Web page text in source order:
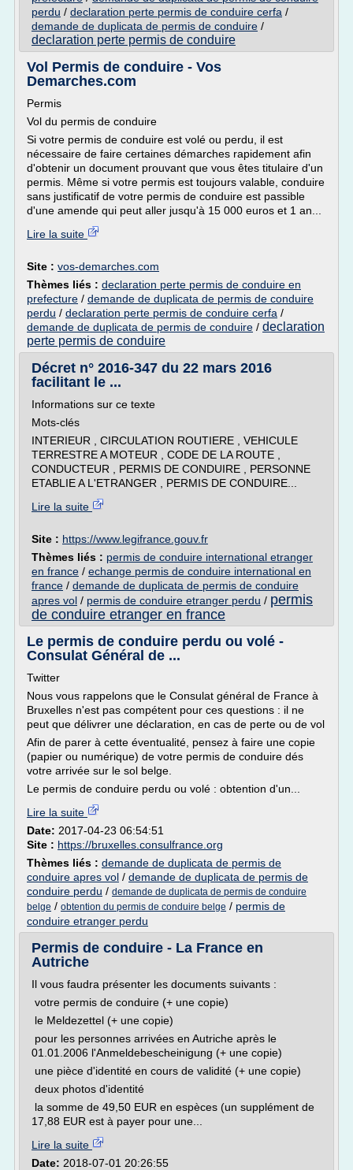
perdu / declaration perte permis de conduire cerfa /
demande de duplicata de permis de conduire /
declaration perte permis de conduire
Vol Permis de conduire - Vos
Demarches.com
Permis
Vol du permis de conduire
Si votre permis de conduire est volé ou perdu, il est
nécessaire de faire certaines démarches rapidement afin
d'obtenir un document prouvant que vous êtes titulaire d'un
permis. Même si votre permis est toujours valable, conduire
sans justificatif de votre permis de conduire est passible
d'une amende qui peut aller jusqu'à 15 000 euros et 1 an...
Lire la suite
Site : vos-demarches.com
Thèmes liés : declaration perte permis de conduire en
prefecture / demande de duplicata de permis de conduire
perdu / declaration perte permis de conduire cerfa /
demande de duplicata de permis de conduire / declaration
perte permis de conduire
Décret n° 2016-347 du 22 mars 2016
facilitant le ...
Informations sur ce texte
Mots-clés
INTERIEUR , CIRCULATION ROUTIERE , VEHICULE
TERRESTRE A MOTEUR , CODE DE LA ROUTE ,
CONDUCTEUR , PERMIS DE CONDUIRE , PERSONNE
ETABLIE A L'ETRANGER , PERMIS DE CONDUIRE...
Lire la suite
Site : https://www.legifrance.gouv.fr
Thèmes liés : permis de conduire international etranger
en france / echange permis de conduire international en
france / demande de duplicata de permis de conduire
apres vol / permis de conduire etranger perdu / permis
de conduire etranger en france
Le permis de conduire perdu ou volé -
Consulat Général de ...
Twitter
Nous vous rappelons que le Consulat général de France à
Bruxelles n'est pas compétent pour ces questions : il ne
peut que délivrer une déclaration, en cas de perte ou de vol
Afin de parer à cette éventualité, pensez à faire une copie
(papier ou numérique) de votre permis de conduire dés
votre arrivée sur le sol belge.
Le permis de conduire perdu ou volé : obtention d'un...
Lire la suite
Date: 2017-04-23 06:54:51
Site : https://bruxelles.consulfrance.org
Thèmes liés : demande de duplicata de permis de
conduire apres vol / demande de duplicata de permis de
conduire perdu / demande de duplicata de permis de conduire
belge / obtention du permis de conduire belge / permis de
conduire etranger perdu
Permis de conduire - La France en
Autriche
Il vous faudra présenter les documents suivants :
votre permis de conduire (+ une copie)
le Meldezettel (+ une copie)
pour les personnes arrivées en Autriche après le
01.01.2006 l'Anmeldebescheinigung (+ une copie)
une pièce d'identité en cours de validité (+ une copie)
deux photos d'identité
la somme de 49,50 EUR en espèces (un supplément de
17,88 EUR est à payer pour une...
Lire la suite
Date: 2018-07-01 20:26:55